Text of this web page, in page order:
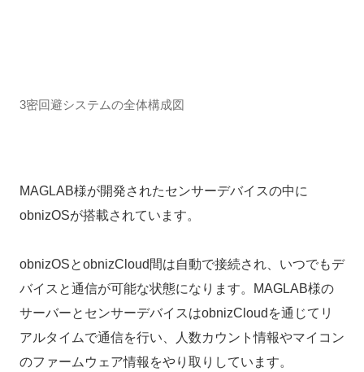
3密回避システムの全体構成図
MAGLAB様が開発されたセンサーデバイスの中に
obnizOSが搭載されています。
obnizOSとobnizCloud間は自動で接続され、いつでもデ
バイスと通信が可能な状態になります。MAGLAB様の
サーバーとセンサーデバイスはobnizCloudを通じてリ
アルタイムで通信を行い、人数カウント情報やマイコン
のファームウェア情報をやり取りしています。